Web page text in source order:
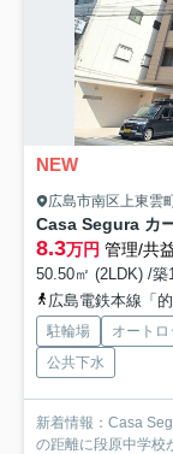
NEW
広島市南区上東雲
Casa Segura カ
8.3万円 管理/共
50.50㎡ (2LDK) /築
広島電鉄本線「
駐輪場 オートロ
公共下水
新着情報：Casa
の距離に段原中学校